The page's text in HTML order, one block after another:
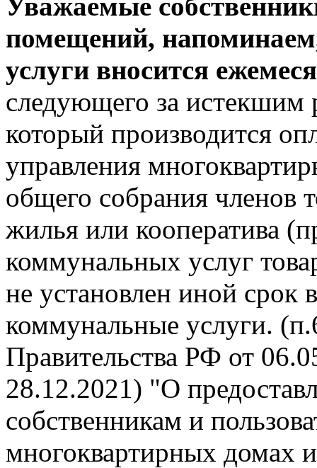
помещений,
услуги вносится
следующего за истекшим
который производится
управления
общего собрания членов
жилья или кооператива
коммунальных услуг
не установлен иной срок
коммунальные услуги.
Правительства РФ от
28.12.2021) "О
собственникам и
многоквартирных